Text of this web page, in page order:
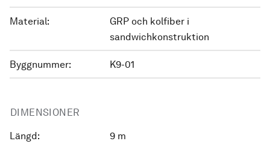
Material:
GRP och kolfiber i
sandwichkonstruktion
Byggnummer: K9-01
DIMENSIONER
Längd: 9 m